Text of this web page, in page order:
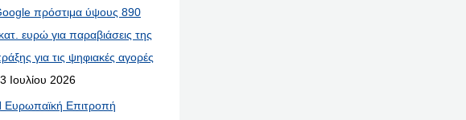
πρόστιμα ύψους 890
ευρώ για παραβιάσεις της
για τις ψηφιακές αγορές
Ιουλίου 2026
Ευρωπαϊκή Επιτροπή